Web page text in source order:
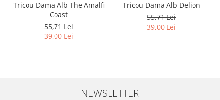
Tricou Dama Alb The Amalfi
Coast
55,71 Lei
39,00 Lei
Tricou Dama Alb Delion
55,71 Lei
39,00 Lei
NEWSLETTER